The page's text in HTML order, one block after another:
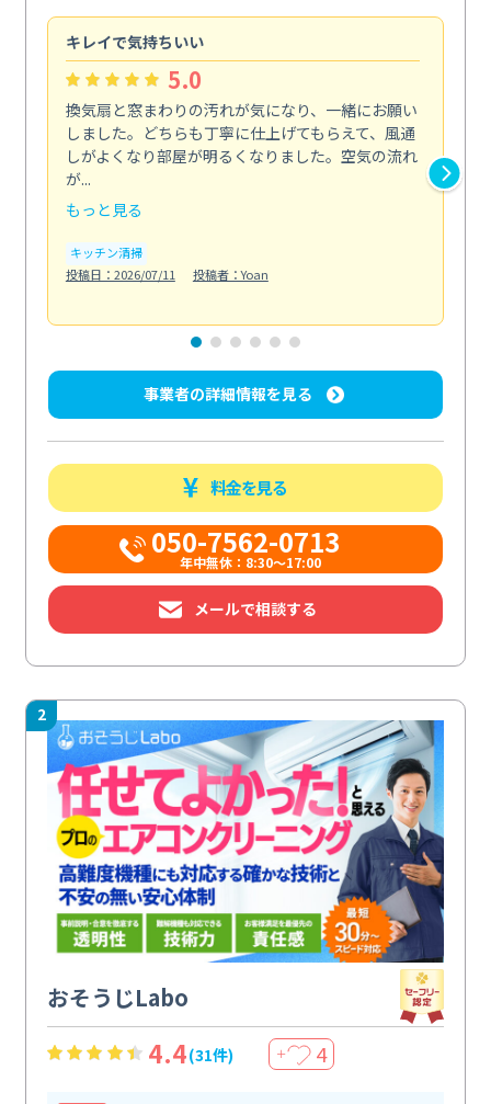
キレイで気持ちいい
5.0
換気扇と窓まわりの汚れが気になり、一緒にお願い
しました。どちらも丁寧に仕上げてもらえて、風通
しがよくなり部屋が明るくなりました。空気の流れ
が...
もっと見る
キッチン清掃
投稿日：2026/07/11
投稿者：Yoan
事業者の詳細情報を見る
料金を見る
050-7562-0713
年中無休：8:30〜17:00
メールで相談する
2
おそうじLabo
4.4(31件) ＋ 4